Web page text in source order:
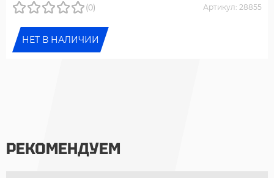
(0) Артикул: 28855
НЕТ В НАЛИЧИИ
РЕКОМЕНДУЕМ